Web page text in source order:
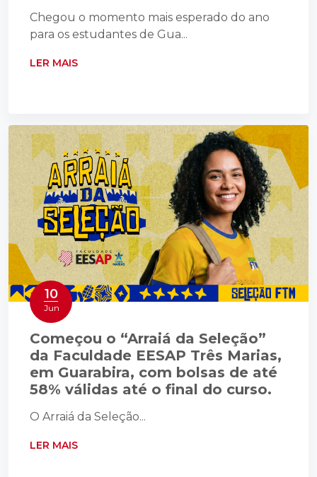
Chegou o momento mais esperado do ano
para os estudantes de Gua...
LER MAIS
10
Jun
Começou o “Arraiá da Seleção”
da Faculdade EESAP Três Marias,
em Guarabira, com bolsas de até
58% válidas até o final do curso.
O Arraiá da Seleção...
LER MAIS